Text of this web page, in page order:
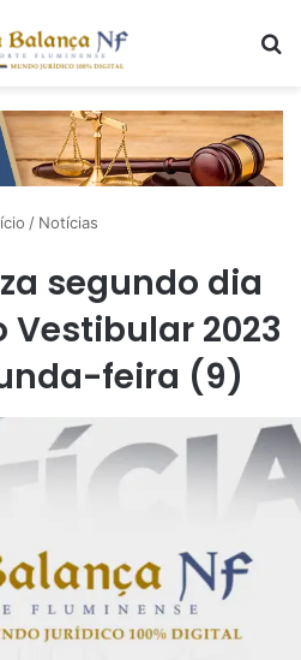
/ Notícias
segundo dia
Vestibular 2023
feira (9)